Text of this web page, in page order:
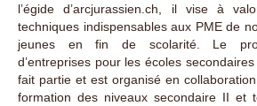
l’égide d’arcjurassien.ch, il vise à
techniques indispensables aux PME de
jeunes en fin de scolarité. Le
d’entreprises pour les écoles
fait partie et est organisé en
formation des niveaux secondaire II et